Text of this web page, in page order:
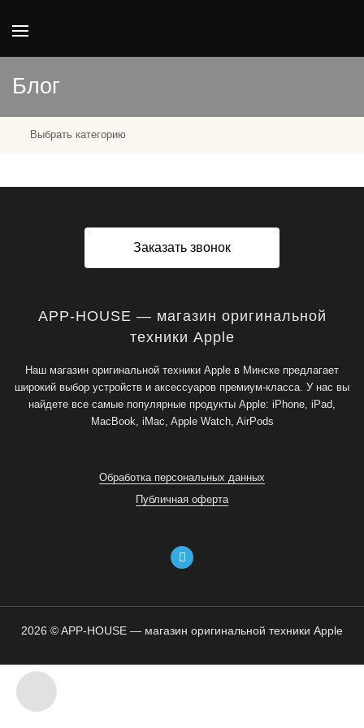
Блог
Выбрать категорию
Заказать звонок
APP-HOUSE — магазин оригинальной
техники Apple
Наш магазин оригинальной техники Apple в Минске предлагает
широкий выбор устройств и аксессуаров премиум-класса. У нас вы
найдете все самые популярные продукты Apple: iPhone, iPad,
MacBook, iMac, Apple Watch, AirPods
Обработка персональных данных
Публичная оферта
2026 © APP-HOUSE — магазин оригинальной техники Apple